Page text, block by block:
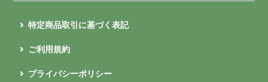
特定商品取引に基づく表記
ご利用規約
プライバシーポリシー